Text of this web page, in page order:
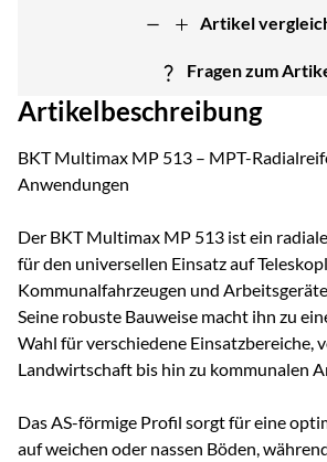
Artikel
Fragen zum
Artikelbeschreibung
BKT Multimax MP 513 – MPT-
Anwendungen
Der BKT Multimax MP 513 ist ein
für den universellen Einsatz auf
Kommunalfahrzeugen und
Seine robuste Bauweise macht ihn zu
Wahl für verschiedene Einsatzbereiche,
Landwirtschaft bis hin zu kommunalen
Das AS-förmige Profil sorgt für eine
auf weichen oder nassen Böden,